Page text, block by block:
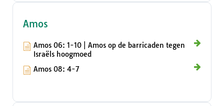
Amos
Amos 06: 1-10 | Amos op de barricaden tegen
Israëls hoogmoed
Amos 08: 4-7